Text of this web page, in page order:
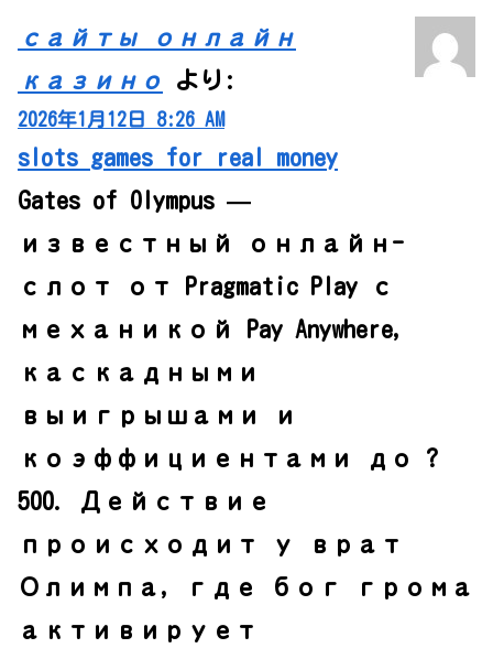
сайты онлайн
казино
より:
2026年1月12日 8:26 AM
slots games for real money
Gates of Olympus —
известный онлайн-
слот от Pragmatic Play с
механикой Pay Anywhere,
каскадными
выигрышами и
коэффициентами до ?
500. Действие
происходит у врат
Олимпа, где бог грома
активирует